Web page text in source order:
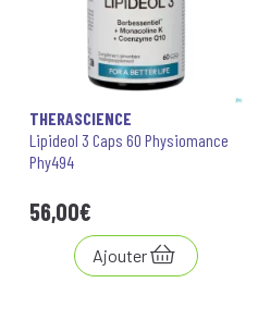
THERASCIENCE
Lipideol 3 Caps 60 Physiomance
Phy494
56,00€
Ajouter